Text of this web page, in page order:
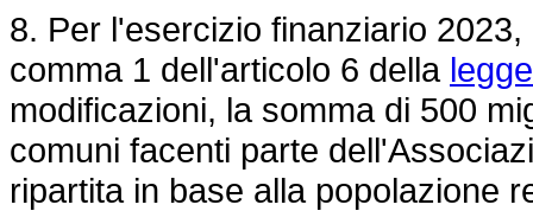
8. Per l'esercizio finanziario
comma 1 dell'articolo 6 della
modificazioni, la somma di 500
comuni facenti parte
ripartita in base alla popolazione